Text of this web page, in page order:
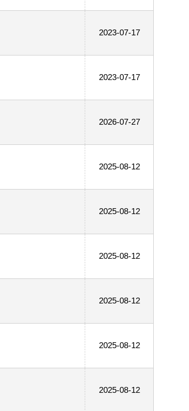
2023-07-17
2023-07-17
2026-07-27
2025-08-12
2025-08-12
2025-08-12
2025-08-12
2025-08-12
2025-08-12